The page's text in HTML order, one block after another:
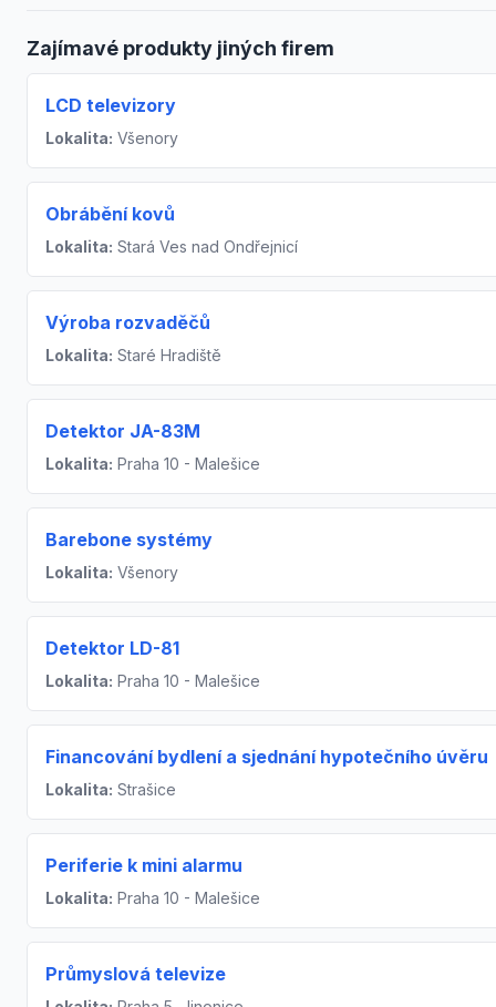
Zajímavé produkty jiných firem
LCD televizory
Lokalita: Všenory
Obrábění kovů
Lokalita: Stará Ves nad Ondřejnicí
Výroba rozvaděčů
Lokalita: Staré Hradiště
Detektor JA-83M
Lokalita: Praha 10 - Malešice
Barebone systémy
Lokalita: Všenory
Detektor LD-81
Lokalita: Praha 10 - Malešice
Financování bydlení a sjednání hypotečního úvěru
Lokalita: Strašice
Periferie k mini alarmu
Lokalita: Praha 10 - Malešice
Průmyslová televize